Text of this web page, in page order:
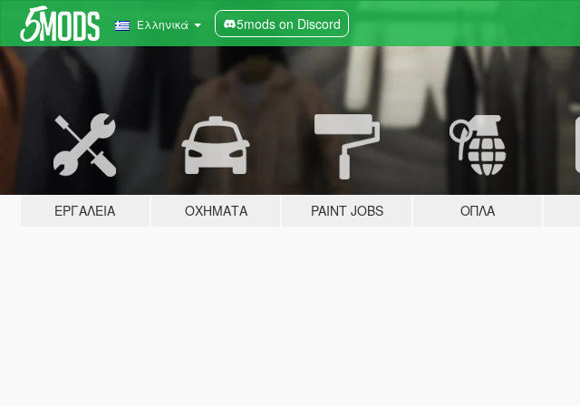
Ελληνικά 5mods on Discord
ΕΡΓΑΛΕΊΑ ΟΧΉΜΑΤΑ PAINT JOBS ΌΠΛΑ